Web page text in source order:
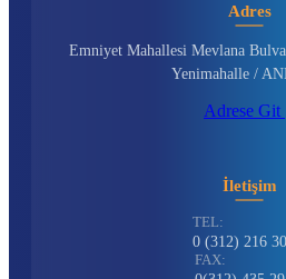
Adres
Emniyet Mahallesi Mevlana
Yenimahalle /
Adrese Git
İletişim
TEL:
0 (312) 216
FAX: